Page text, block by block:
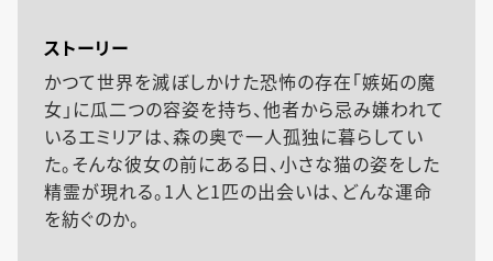
ストーリー
かつて世界を滅ぼしかけた恐怖の存在「嫉妬の魔
女」に瓜二つの容姿を持ち、他者から忌み嫌われて
いるエミリアは、森の奥で一人孤独に暮らしてい
た。そんな彼女の前にある日、小さな猫の姿をした
精霊が現れる。1人と1匹の出会いは、どんな運命
を紡ぐのか。